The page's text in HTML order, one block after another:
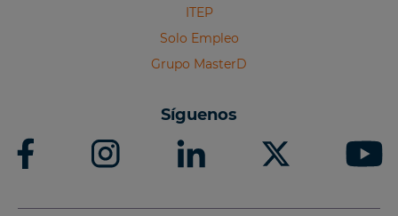
ITEP
Solo Empleo
Grupo MasterD
Síguenos